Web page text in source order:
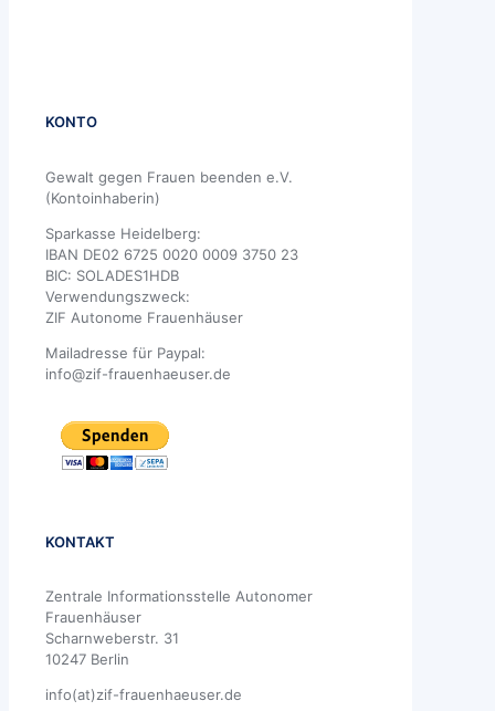
KONTO
Gewalt gegen Frauen beenden e.V.
(Kontoinhaberin)
Sparkasse Heidelberg:
IBAN DE02 6725 0020 0009 3750 23
BIC: SOLADES1HDB
Verwendungszweck:
ZIF Autonome Frauenhäuser
Mailadresse für Paypal:
info@zif-frauenhaeuser.de
KONTAKT
Zentrale Informationsstelle Autonomer
Frauenhäuser
Scharnweberstr. 31
10247 Berlin
info(at)zif-frauenhaeuser.de